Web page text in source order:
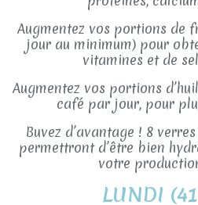
Augmentez vos portions de
jour au minimum) pour
vitamines et de
Augmentez vos portions
café par jour, pour
Buvez d’avantage ! 8
permettront d’être bien
votre
LUNDI